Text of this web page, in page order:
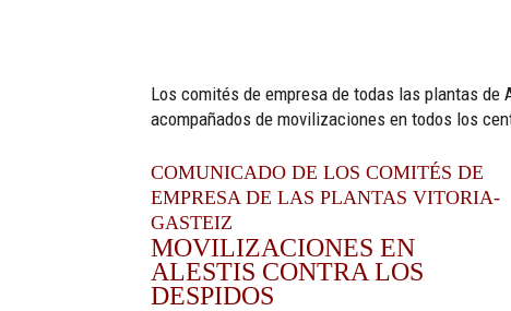
Los comités de empresa de todas las plantas
acompañados de movilizaciones en todos los
COMUNICADO DE LOS COMITÉS DE
EMPRESA DE LAS PLANTAS VITORIA-
GASTEIZ
MOVILIZACIONES EN
ALESTIS CONTRA LOS
DESPIDOS